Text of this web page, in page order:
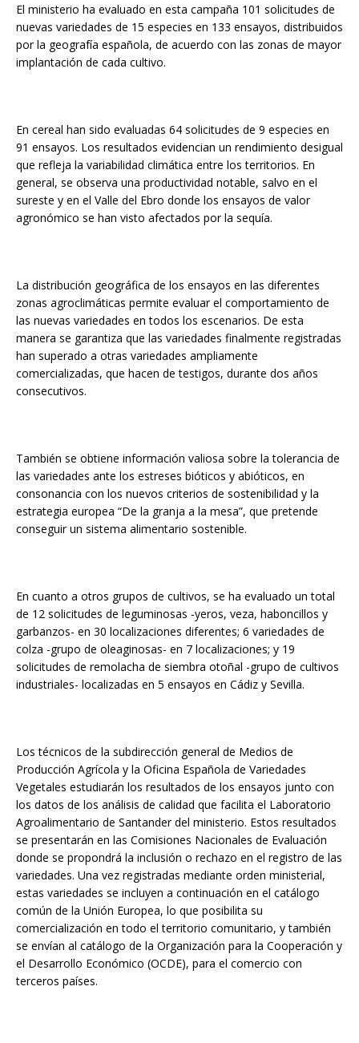
El ministerio ha evaluado en esta campaña 101 solicitudes de
nuevas variedades de 15 especies en 133 ensayos, distribuidos
por la geografía española, de acuerdo con las zonas de mayor
implantación de cada cultivo.
En cereal han sido evaluadas 64 solicitudes de 9 especies en
91 ensayos. Los resultados evidencian un rendimiento desigual
que refleja la variabilidad climática entre los territorios. En
general, se observa una productividad notable, salvo en el
sureste y en el Valle del Ebro donde los ensayos de valor
agronómico se han visto afectados por la sequía.
La distribución geográfica de los ensayos en las diferentes
zonas agroclimáticas permite evaluar el comportamiento de
las nuevas variedades en todos los escenarios. De esta
manera se garantiza que las variedades finalmente registradas
han superado a otras variedades ampliamente
comercializadas, que hacen de testigos, durante dos años
consecutivos.
También se obtiene información valiosa sobre la tolerancia de
las variedades ante los estreses bióticos y abióticos, en
consonancia con los nuevos criterios de sostenibilidad y la
estrategia europea “De la granja a la mesa”, que pretende
conseguir un sistema alimentario sostenible.
En cuanto a otros grupos de cultivos, se ha evaluado un total
de 12 solicitudes de leguminosas -yeros, veza, haboncillos y
garbanzos- en 30 localizaciones diferentes; 6 variedades de
colza -grupo de oleaginosas- en 7 localizaciones; y 19
solicitudes de remolacha de siembra otoñal -grupo de cultivos
industriales- localizadas en 5 ensayos en Cádiz y Sevilla.
Los técnicos de la subdirección general de Medios de
Producción Agrícola y la Oficina Española de Variedades
Vegetales estudiarán los resultados de los ensayos junto con
los datos de los análisis de calidad que facilita el Laboratorio
Agroalimentario de Santander del ministerio. Estos resultados
se presentarán en las Comisiones Nacionales de Evaluación
donde se propondrá la inclusión o rechazo en el registro de las
variedades. Una vez registradas mediante orden ministerial,
estas variedades se incluyen a continuación en el catálogo
común de la Unión Europea, lo que posibilita su
comercialización en todo el territorio comunitario, y también
se envían al catálogo de la Organización para la Cooperación y
el Desarrollo Económico (OCDE), para el comercio con
terceros países.